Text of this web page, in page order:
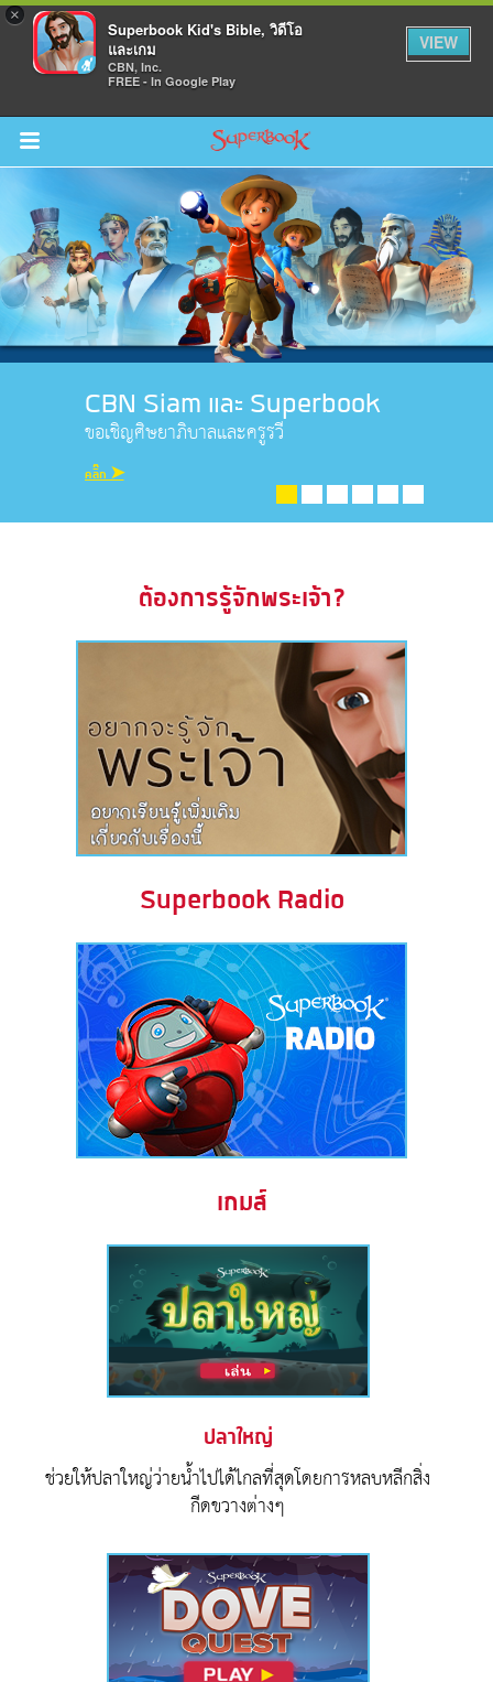
×
Superbook Kid's Bible, วิดีโอ
และเกม
CBN, Inc.
FREE - In Google Play
VIEW
Return to Content
ามรู้
ๆ
คัมภีร์
มาพูดคุยกับเราใน facebook!
ติดตามข่าวสารได้ที่นี่
คลิ๊กเลย! ➤
ต้องการรู้จักพระเจ้า?
Superbook Radio
เกมส์
ปลาใหญ่
ช่วยให้ปลาใหญ่ว่ายน้ำไปได้ไกลที่สุดโดยการหลบหลีกสิ่ง
กีดขวางต่างๆ